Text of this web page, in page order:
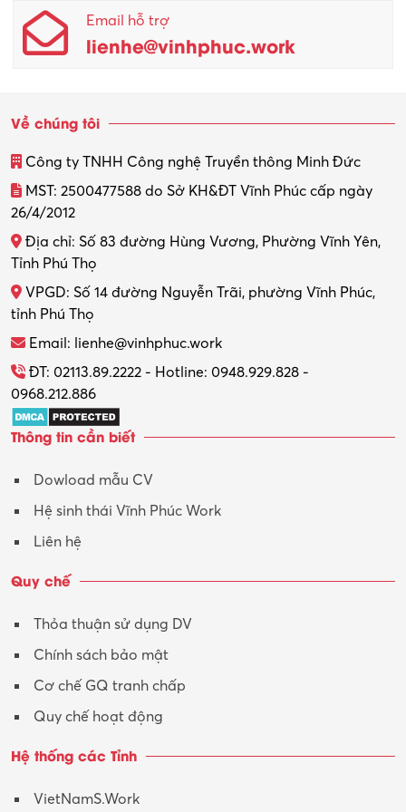
Quản lý sản xuất
Quản trị kinh doanh
Thiết kế nội thất
Thợ máy – Ô tô – Xe máy
Thực tập
Tổ chức sự kiện – Quà tặng
Trợ lý
Tư vấn
Tư vấn – Kiến trúc
Y tế-Dược
Email hỗ trợ
lienhe@vinhphuc.work
Về chúng tôi
Công ty TNHH Công nghệ Truyền thông Minh Đức
MST: 2500477588 do Sở KH&ĐT Vĩnh Phúc cấp ngày
26/4/2012
Địa chỉ: Số 83 đường Hùng Vương, Phường Vĩnh Yên,
Tỉnh Phú Thọ
VPGD: Số 14 đường Nguyễn Trãi, phường Vĩnh Phúc,
tỉnh Phú Thọ
Email: lienhe@vinhphuc.work
ĐT: 02113.89.2222 - Hotline: 0948.929.828 -
0968.212.886
Thông tin cần biết
Dowload mẫu CV
Hệ sinh thái Vĩnh Phúc Work
Liên hệ
Quy chế
Thỏa thuận sử dụng DV
Chính sách bảo mật
Cơ chế GQ tranh chấp
Quy chế hoạt động
Hệ thống các Tỉnh
VietNamS.Work